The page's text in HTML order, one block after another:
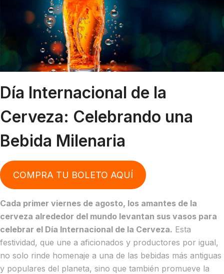
Día Internacional de la
Cerveza: Celebrando una
Bebida Milenaria
COMPRA TU BOLETO AQUÍ
Cada primer viernes de agosto, los amantes de la
cerveza alrededor del mundo levantan sus vasos para
celebrar el Día Internacional de la Cerveza. Esta
festividad, que une a aficionados y productores por igual,
no solo rinde homenaje a una de las bebidas más antiguas
y populares del planeta, sino que también promueve la